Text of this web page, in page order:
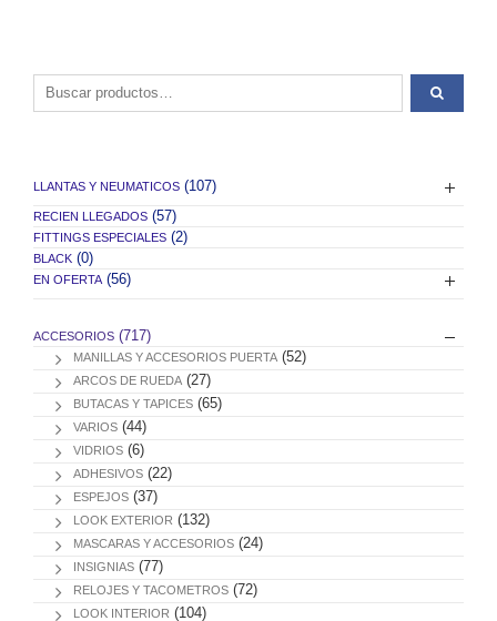
Buscar por:
LLANTAS Y NEUMATICOS (107)
RECIEN LLEGADOS (57)
FITTINGS ESPECIALES (2)
BLACK (0)
EN OFERTA (56)
ACCESORIOS (717)
MANILLAS Y ACCESORIOS PUERTA (52)
ARCOS DE RUEDA (27)
BUTACAS Y TAPICES (65)
VARIOS (44)
VIDRIOS (6)
ADHESIVOS (22)
ESPEJOS (37)
LOOK EXTERIOR (132)
MASCARAS Y ACCESORIOS (24)
INSIGNIAS (77)
RELOJES Y TACOMETROS (72)
LOOK INTERIOR (104)